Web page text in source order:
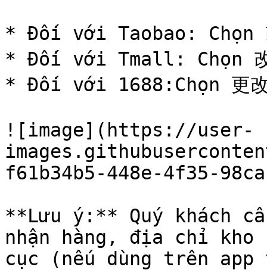
* Đối với Taobao: Chọn
* Đối với Tmall: Chọn
* Đối với 1688:Chọn 更
![image](https://user-
f61b34b5-448e-4f35-
**Lưu ý:** Quý khách
nhận hàng, địa chỉ kho
cục (nếu dùng trên